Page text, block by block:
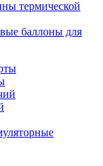
термической
баллоны для